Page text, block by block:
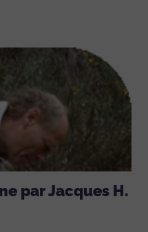
par Jacques H.